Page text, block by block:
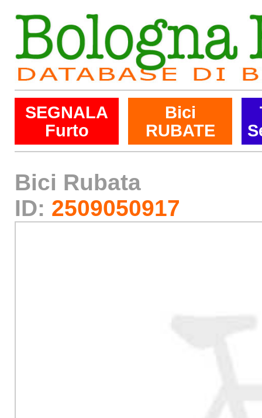
SEGNALA
Furto
Bici
RUBATE
Bici Rubata
ID: 2509050917